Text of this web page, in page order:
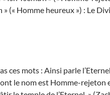
» (« Homme heureux ») : Le
ces mots : Ainsi parle
le nom est Homme-rejeton